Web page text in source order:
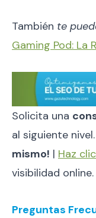
También te
Gaming Pod: La
Solicita una
al siguiente nivel.
mismo! | Haz
visibilidad online.
Preguntas